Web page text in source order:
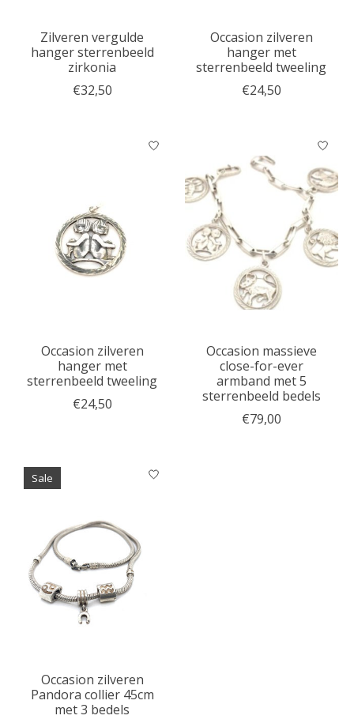
Zilveren vergulde
hanger sterrenbeeld
zirkonia
€32,50
Occasion zilveren
hanger met
sterrenbeeld tweeling
€24,50
Occasion zilveren
hanger met
sterrenbeeld tweeling
€24,50
Occasion massieve
close-for-ever
armband met 5
sterrenbeeld bedels
€79,00
Sale
Occasion zilveren
Pandora collier 45cm
met 3 bedels